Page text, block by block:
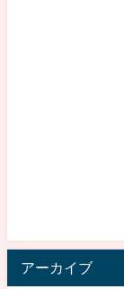
アーカイブ